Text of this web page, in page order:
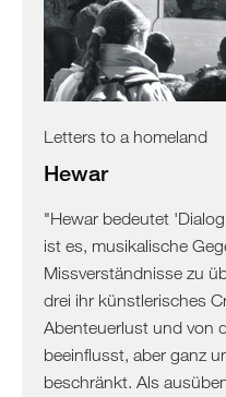
Letters to a homeland
Hewar
"Hewar bedeutet
ist es, musikalische
Missverständnisse zu
drei ihr künstlerisches
Abenteuerlust und von
beeinflusst, aber ganz
beschränkt. Als